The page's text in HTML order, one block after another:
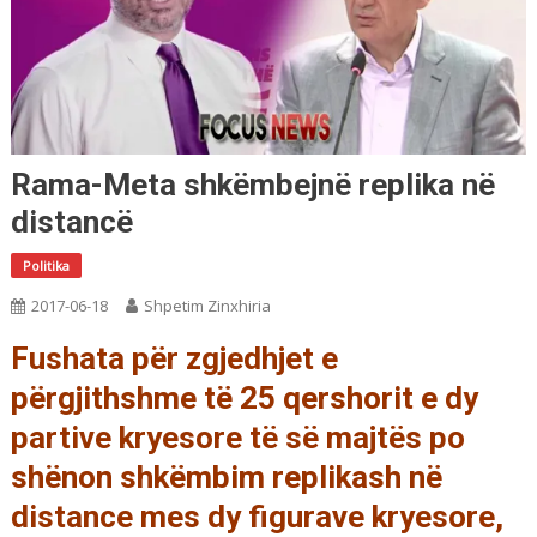
Rama-Meta shkëmbejnë replika në
distancë
Politika
2017-06-18 Shpetim Zinxhiria
Fushata për zgjedhjet e
përgjithshme të 25 qershorit e dy
partive kryesore të së majtës po
shënon shkëmbim replikash në
distance mes dy figurave kryesore,